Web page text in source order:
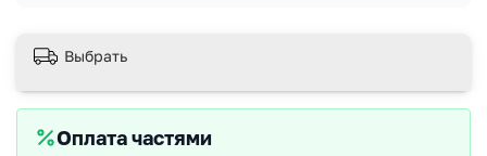
Выбрать
Оплата частями